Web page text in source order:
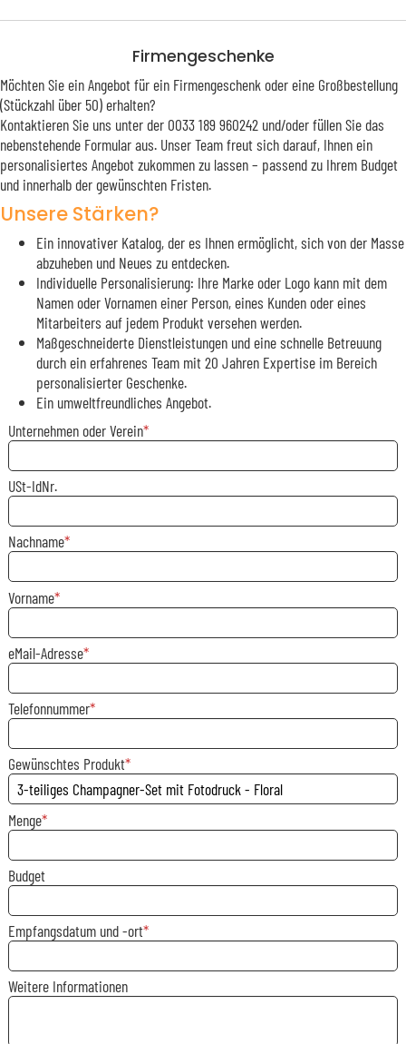
Firmengeschenke
Möchten Sie ein Angebot für ein Firmengeschenk oder eine Großbestellung
(Stückzahl über 50) erhalten?
Kontaktieren Sie uns unter der 0033 189 960242 und/oder füllen Sie das
nebenstehende Formular aus. Unser Team freut sich darauf, Ihnen ein
personalisiertes Angebot zukommen zu lassen – passend zu Ihrem Budget
und innerhalb der gewünschten Fristen.
Unsere Stärken?
Ein innovativer Katalog, der es Ihnen ermöglicht, sich von der Masse
abzuheben und Neues zu entdecken.
Individuelle Personalisierung: Ihre Marke oder Logo kann mit dem
Namen oder Vornamen einer Person, eines Kunden oder eines
Mitarbeiters auf jedem Produkt versehen werden.
Maßgeschneiderte Dienstleistungen und eine schnelle Betreuung
durch ein erfahrenes Team mit 20 Jahren Expertise im Bereich
personalisierter Geschenke.
Ein umweltfreundliches Angebot.
Unternehmen oder Verein
USt-IdNr.
Nachname
Vorname
eMail-Adresse
Telefonnummer
Gewünschtes Produkt
Menge
Budget
Empfangsdatum und -ort
Weitere Informationen